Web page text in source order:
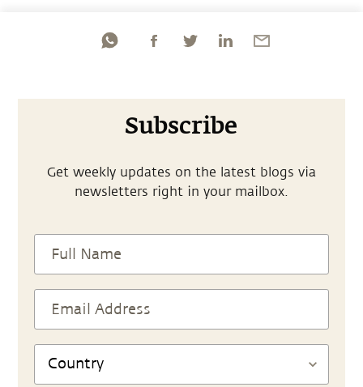
Subscribe
Get weekly updates on the latest blogs via
newsletters right in your mailbox.